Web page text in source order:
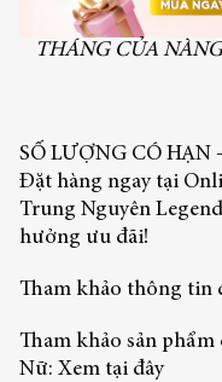
THÁNG CỦA
SỐ LƯỢNG CÓ HẠN
Đặt hàng ngay tại
Trung Nguyên
hưởng ưu đãi!
Tham khảo thông tin
Tham khảo sản phẩm
Nữ: Xem tại đây